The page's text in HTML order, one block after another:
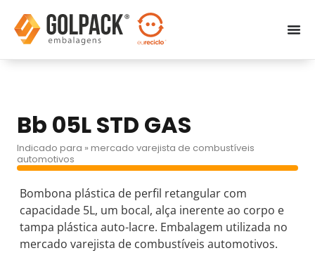
Bb 05L STD GAS
Indicado para » mercado varejista de combustíveis
automotivos
Bombona plástica de perfil retangular com
capacidade 5L, um bocal, alça inerente ao corpo e
tampa plástica auto-lacre. Embalagem utilizada no
mercado varejista de combustíveis automotivos.